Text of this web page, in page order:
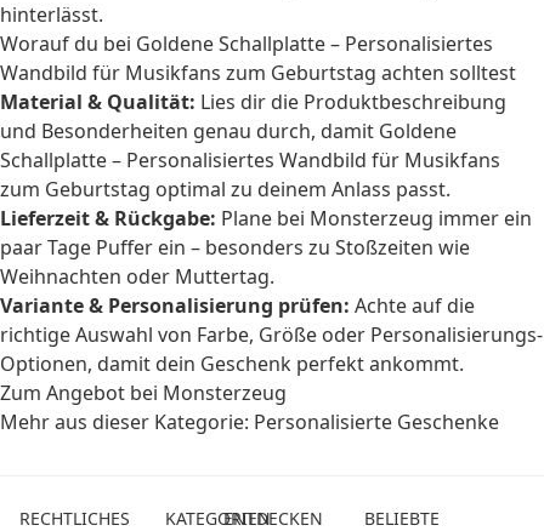
hinterlässt.
Worauf du bei Goldene Schallplatte – Personalisiertes
Wandbild für Musikfans zum Geburtstag achten solltest
Material & Qualität: Lies dir die Produktbeschreibung
und Besonderheiten genau durch, damit Goldene
Schallplatte – Personalisiertes Wandbild für Musikfans
zum Geburtstag optimal zu deinem Anlass passt.
Lieferzeit & Rückgabe: Plane bei Monsterzeug immer ein
paar Tage Puffer ein – besonders zu Stoßzeiten wie
Weihnachten oder Muttertag.
Variante & Personalisierung prüfen: Achte auf die
richtige Auswahl von Farbe, Größe oder Personalisierungs-
Optionen, damit dein Geschenk perfekt ankommt.
Zum Angebot bei Monsterzeug
Mehr aus dieser Kategorie: Personalisierte Geschenke
RECHTLICHES KATEGORIENENTDECKEN
BELIEBTE